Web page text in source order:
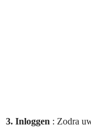
3. Inloggen : Zodra